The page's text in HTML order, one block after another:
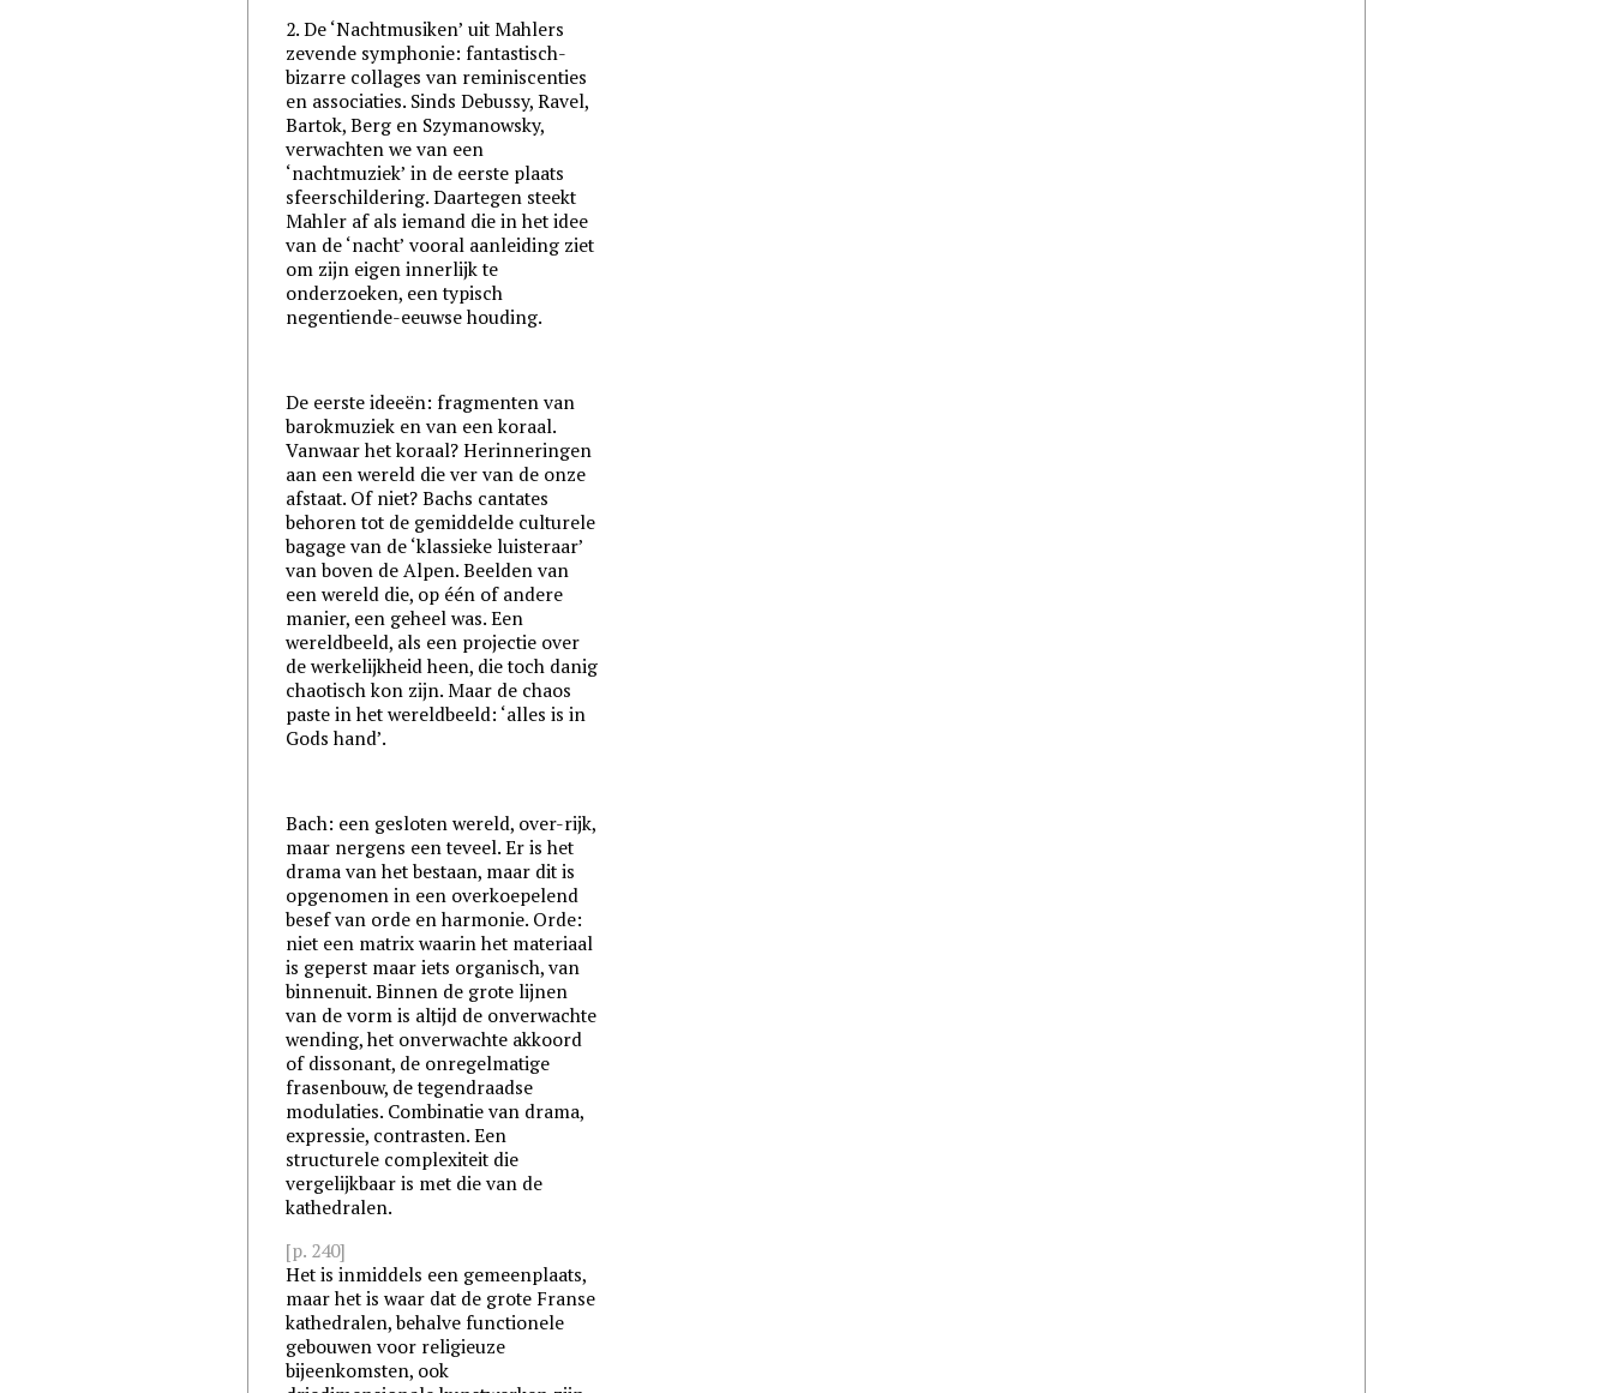
2. De ‘Nachtmusiken’ uit Mahlers
zevende symphonie: fantastisch-
bizarre collages van reminiscenties
en associaties. Sinds Debussy, Ravel,
Bartok, Berg en Szymanowsky,
verwachten we van een
‘nachtmuziek’ in de eerste plaats
sfeerschildering. Daartegen steekt
Mahler af als iemand die in het idee
van de ‘nacht’ vooral aanleiding ziet
om zijn eigen innerlijk te
onderzoeken, een typisch
negentiende-eeuwse houding.
De eerste ideeën: fragmenten van
barokmuziek en van een koraal.
Vanwaar het koraal? Herinneringen
aan een wereld die ver van de onze
afstaat. Of niet? Bachs cantates
behoren tot de gemiddelde culturele
bagage van de ‘klassieke luisteraar’
van boven de Alpen. Beelden van
een wereld die, op één of andere
manier, een geheel was. Een
wereldbeeld, als een projectie over
de werkelijkheid heen, die toch danig
chaotisch kon zijn. Maar de chaos
paste in het wereldbeeld: ‘alles is in
Gods hand’.
Bach: een gesloten wereld, over-rijk,
maar nergens een teveel. Er is het
drama van het bestaan, maar dit is
opgenomen in een overkoepelend
besef van orde en harmonie. Orde:
niet een matrix waarin het materiaal
is geperst maar iets organisch, van
binnenuit. Binnen de grote lijnen
van de vorm is altijd de onverwachte
wending, het onverwachte akkoord
of dissonant, de onregelmatige
frasenbouw, de tegendraadse
modulaties. Combinatie van drama,
expressie, contrasten. Een
structurele complexiteit die
vergelijkbaar is met die van de
kathedralen.
[p. 240]
Het is inmiddels een gemeenplaats,
maar het is waar dat de grote Franse
kathedralen, behalve functionele
gebouwen voor religieuze
bijeenkomsten, ook